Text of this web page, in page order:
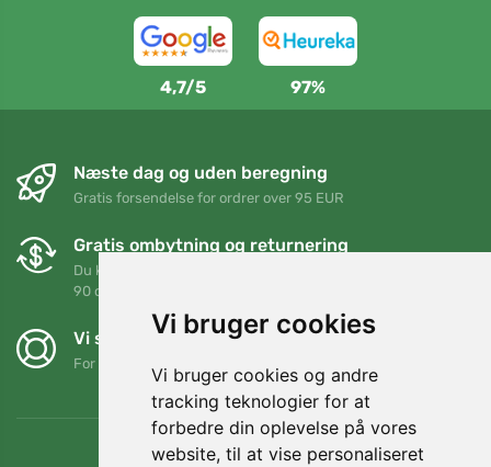
Vi bruger cookies
Vi bruger cookies og andre
tracking teknologier for at
forbedre din oplevelse på vores
website, til at vise personaliseret
4,7/5 97%
Næste dag og uden beregning
Gratis forsendelse for ordrer over 95 EUR
Gratis ombytning og returnering
Du kan returnere eller bytte din ordre når som helst inden for
90 dage
Vi støtter Trees.org
For hver ordre planter vi et træ! Læs mere